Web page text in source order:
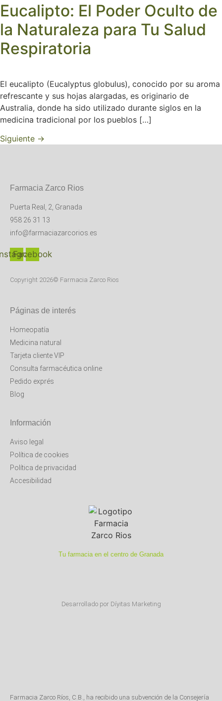
Eucalipto: El Poder Oculto de
la Naturaleza para Tu Salud
Respiratoria
El eucalipto (Eucalyptus globulus), conocido por su aroma
refrescante y sus hojas alargadas, es originario de
Australia, donde ha sido utilizado durante siglos en la
medicina tradicional por los pueblos […]
Siguiente →
Farmacia Zarco Rios
Puerta Real, 2, Granada
958 26 31 13
info@farmaciazarcorios.es
Facebook
Copyright 2026© Farmacia Zarco Rios
Páginas de interés
Homeopatía
Medicina natural
Tarjeta cliente VIP
Consulta farmacéutica online
Pedido exprés
Blog
Información
Aviso legal
Política de cookies
Política de privacidad
Accesibilidad
Tu farmacia en el centro de Granada
Desarrollado por Díyitas Marketing
Farmacia Zarco Ríos, C.B., ha recibido una subvención de la Consejería